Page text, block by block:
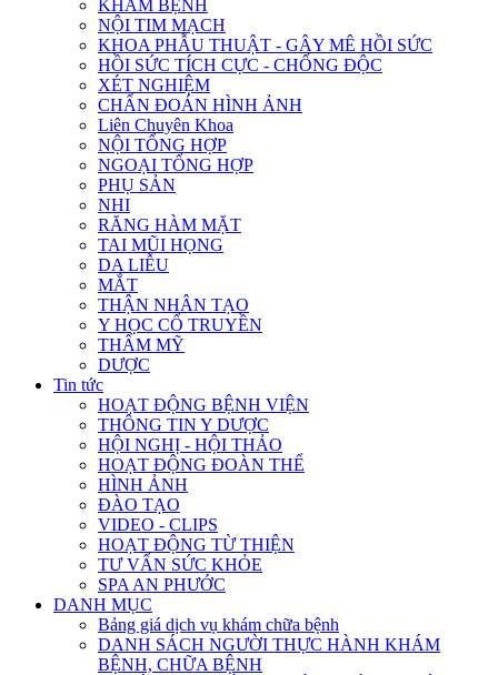
KHÁM BỆNH
NỘI TIM MẠCH
KHOA PHẪU THUẬT - GÂY MÊ HỒI SỨC
HỒI SỨC TÍCH CỰC - CHỐNG ĐỘC
XÉT NGHIỆM
CHẨN ĐOÁN HÌNH ẢNH
Liên Chuyên Khoa
NỘI TỔNG HỢP
NGOẠI TỔNG HỢP
PHỤ SẢN
NHI
RĂNG HÀM MẶT
TAI MŨI HỌNG
DA LIỄU
MẮT
THẬN NHÂN TẠO
Y HỌC CỔ TRUYỀN
THẨM MỸ
DƯỢC
Tin tức
HOẠT ĐỘNG BỆNH VIỆN
THÔNG TIN Y DƯỢC
HỘI NGHỊ - HỘI THẢO
HOẠT ĐỘNG ĐOÀN THỂ
HÌNH ẢNH
ĐÀO TẠO
VIDEO - CLIPS
HOẠT ĐỘNG TỪ THIỆN
TƯ VẤN SỨC KHỎE
SPA AN PHƯỚC
DANH MỤC
Bảng giá dịch vụ khám chữa bệnh
DANH SÁCH NGƯỜI THỰC HÀNH KHÁM
BỆNH, CHỮA BỆNH